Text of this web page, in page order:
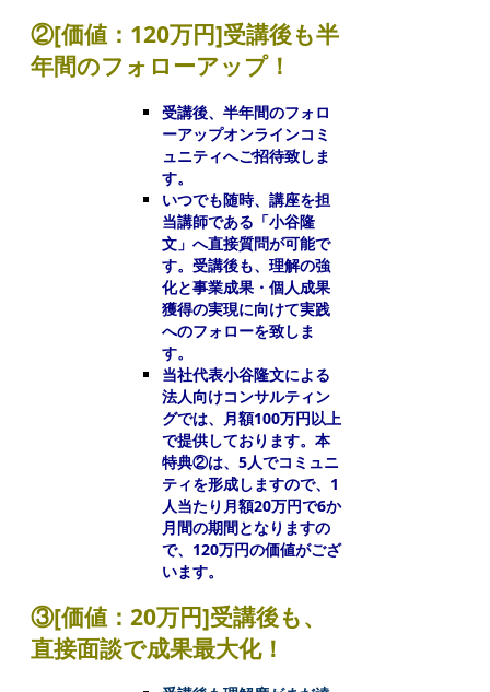
②[価値：120万円]受講後も半
年間のフォローアップ！
受講後、半年間のフォロ
ーアップオンラインコミ
ュニティへご招待致しま
す。
いつでも随時、講座を担
当講師である「小谷隆
文」へ直接質問が可能で
す。受講後も、理解の強
化と事業成果・個人成果
獲得の実現に向けて実践
へのフォローを致しま
す。
当社代表小谷隆文による
法人向けコンサルティン
グでは、月額100万円以上
で提供しております。本
特典②は、5人でコミュニ
ティを形成しますので、1
人当たり月額20万円で6か
月間の期間となりますの
で、120万円の価値がござ
います。
③[価値：20万円]受講後も、
直接面談で成果最大化！